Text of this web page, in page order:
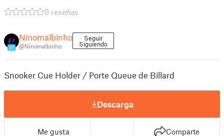
0 reseñas
31
Ninomalbinho
@Ninomalbinho
Seguir
Siguiendo
Snooker Cue Holder / Porte Queue de Billard
Descarga
Me gusta Comparte